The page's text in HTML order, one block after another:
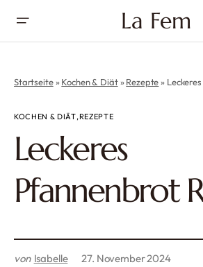
La Fem
Startseite»Kochen & Diät»Rezepte»
KOCHEN & DIÄT REZEPTE
Leckeres
Pfannenbrot
von Isabelle 27. November 2024